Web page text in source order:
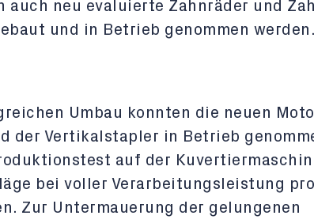
auch neu evaluierte Zahnräder und
und in Betrieb genommen werden.
Umbau konnten die neuen
der Vertikalstapler in Betrieb
auf der
bei voller Verarbeitungsleistung
Zur Untermauerung der gelungenen